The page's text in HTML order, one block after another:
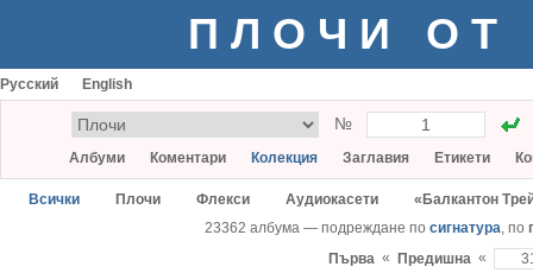
ПЛОЧИ ОТ
Русский English
№
Албуми Коментари Колекция Заглавия Етикети
Всички Плочи Флекси Аудиокасети
«Балкантон
23362 албума — подреждане по сигнатура, по
Първа « Предишна «